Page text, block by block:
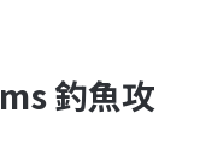
釣魚攻